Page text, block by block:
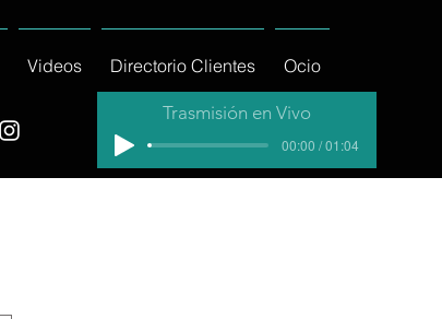
Videos Directorio Clientes Ocio
Trasmisión en Vivo
00:00 / 01:04